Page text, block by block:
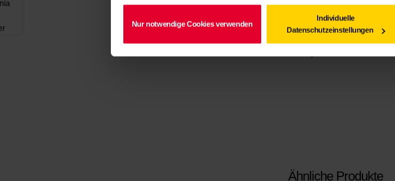
Nur notwendige Cookies verwenden
Individuelle
Datenschutzeinstellungen
der Rücken mit einer rutschfesten,
Design:
Ähnliche Produkte